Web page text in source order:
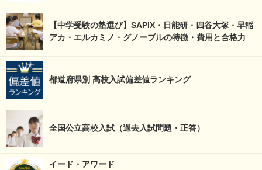
【中学受験の塾選び】SAPIX・日能研・四谷大塚・早稲
アカ・エルカミノ・グノーブルの特徴・費用と合格力
都道府県別 高校入試偏差値ランキング
全国公立高校入試（過去入試問題・正答）
イード・アワード